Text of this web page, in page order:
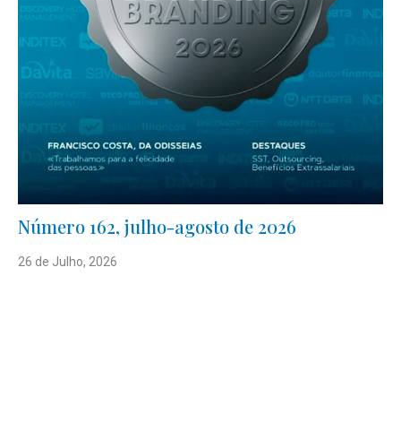
Número 162, julho-agosto de 2026
26 de Julho, 2026